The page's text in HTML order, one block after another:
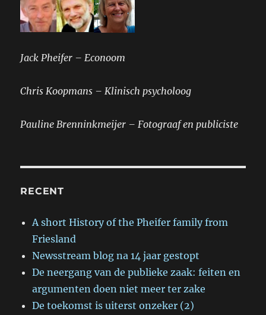
Jack Pheifer – Econoom
Chris Koopmans – Klinisch psycholoog
Pauline Brenninkmeijer – Fotograaf en publiciste
RECENT
A short History of the Pheifer family from
Friesland
Newsstream blog na 14 jaar gestopt
De neergang van de publieke zaak: feiten en
argumenten doen niet meer ter zake
De toekomst is uiterst onzeker (2)